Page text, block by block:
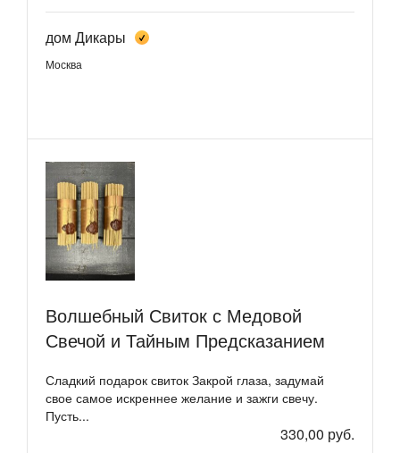
дом Дикары
Москва
Волшебный Свиток с Медовой
Свечой и Тайным Предсказанием
Сладкий подарок свиток Закрой глаза, задумай
свое самое искреннее желание и зажги свечу.
Пусть...
330,00 руб.